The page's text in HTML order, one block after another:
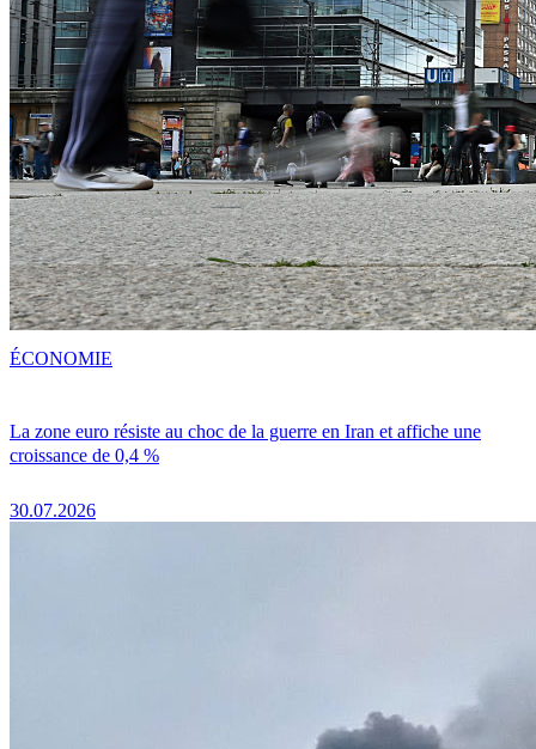
La zone euro résiste au choc de la guerre en Iran et affiche une
croissance de 0,4 %
30.07.2026
ÉCONOMIE